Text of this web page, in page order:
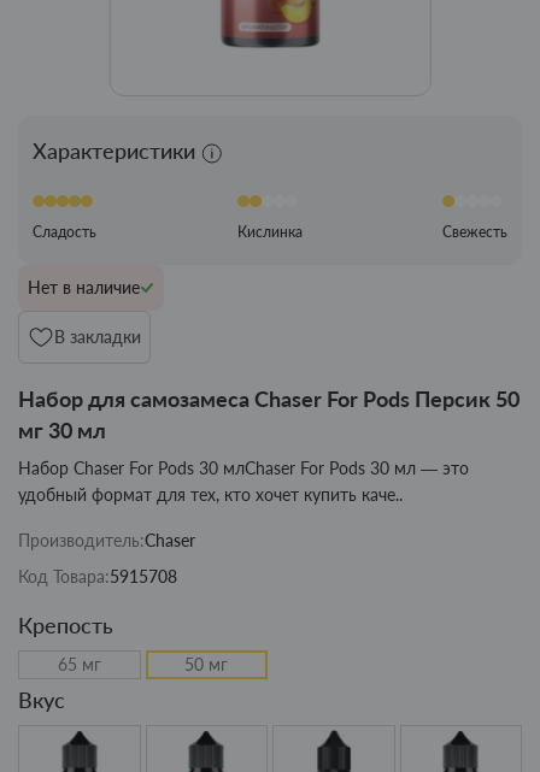
Характеристики
Сладость Кислинка Свежесть
Нет в наличие
В закладки
Набор для самозамеса Chaser For Pods Персик 50
мг 30 мл
Набор Chaser For Pods 30 млChaser For Pods 30 мл — это
удобный формат для тех, кто хочет купить каче..
Производитель:Chaser
Код Товара:5915708
Крепость
65 мг 50 мг
Вкус